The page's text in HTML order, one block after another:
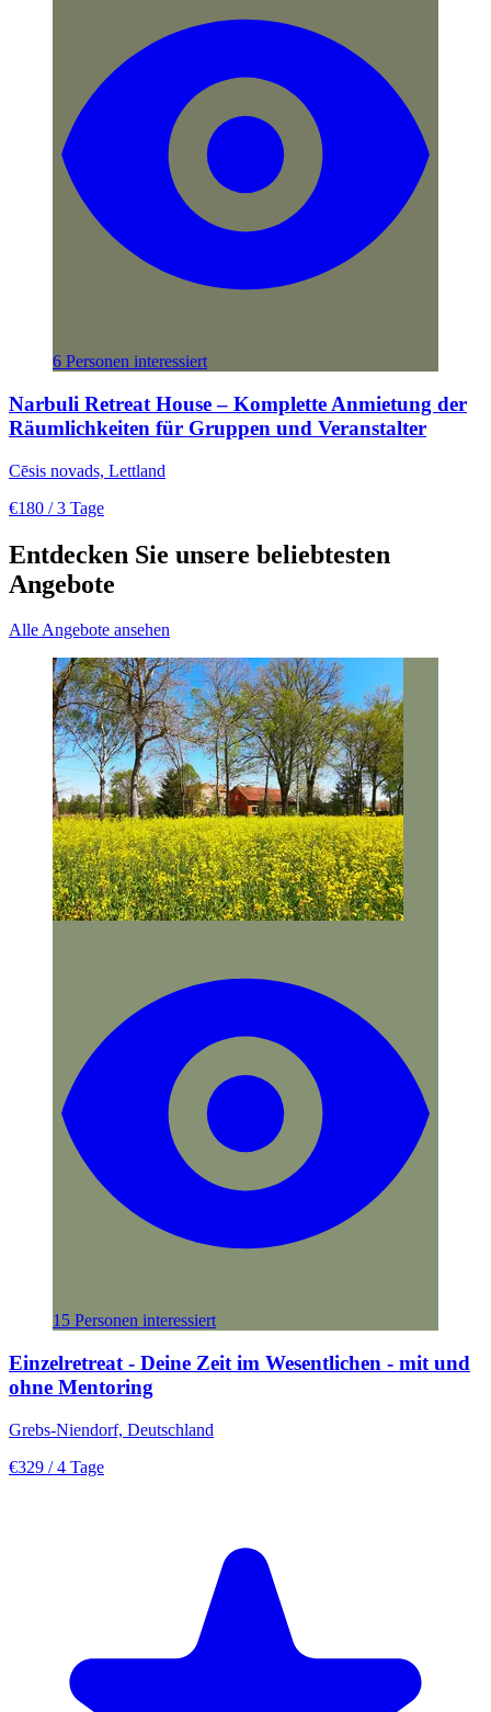
6 Personen interessiert
Narbuli Retreat House – Komplette Anmietung der
Räumlichkeiten für Gruppen und Veranstalter
Cēsis novads, Lettland
€180 / 3 Tage
Entdecken Sie unsere beliebtesten
Angebote
Alle Angebote ansehen
15 Personen interessiert
Einzelretreat - Deine Zeit im Wesentlichen - mit und
ohne Mentoring
Grebs-Niendorf, Deutschland
€329 / 4 Tage